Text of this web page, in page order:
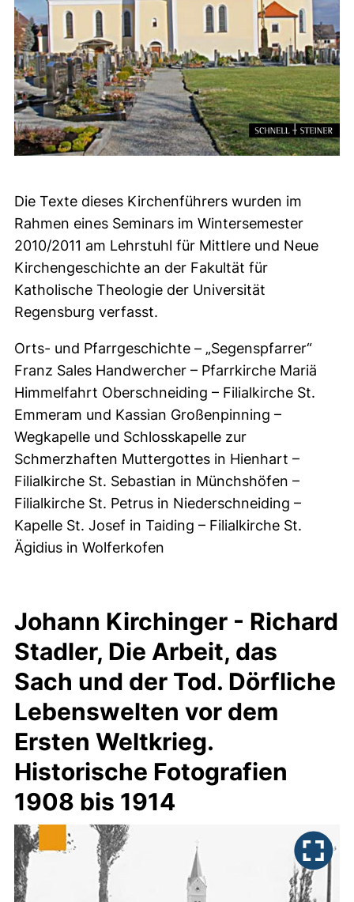
Die Texte dieses Kirchenführers wurden im
Rahmen eines Seminars im Wintersemester
2010/2011 am Lehrstuhl für Mittlere und Neue
Kirchengeschichte an der Fakultät für
Katholische Theologie der Universität
Regensburg verfasst.
Orts- und Pfarrgeschichte – „Segenspfarrer“
Franz Sales Handwercher – Pfarrkirche Mariä
Himmelfahrt Oberschneiding – Filialkirche St.
Emmeram und Kassian Großenpinning –
Wegkapelle und Schlosskapelle zur
Schmerzhaften Muttergottes in Hienhart –
Filialkirche St. Sebastian in Münchshöfen –
Filialkirche St. Petrus in Niederschneiding –
Kapelle St. Josef in Taiding – Filialkirche St.
Ägidius in Wolferkofen
Johann Kirchinger - Richard
Stadler, Die Arbeit, das
Sach und der Tod. Dörfliche
Lebenswelten vor dem
Ersten Weltkrieg.
Historische Fotografien
1908 bis 1914